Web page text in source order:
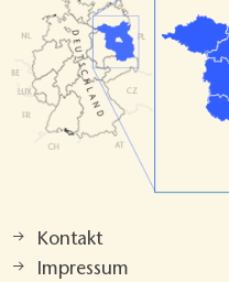
Kontakt
Impressum